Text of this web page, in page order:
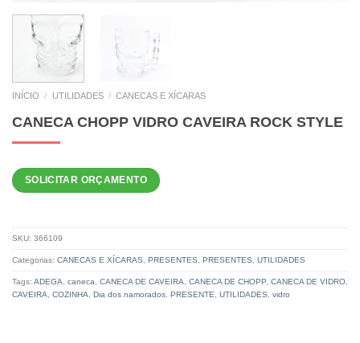
INÍCIO / UTILIDADES / CANECAS E XÍCARAS
CANECA CHOPP VIDRO CAVEIRA ROCK STYLE
SOLICITAR ORÇAMENTO
SKU: 366109
Categorias: CANECAS E XÍCARAS PRESENTES PRESENTES UTILIDADES
Tags: ADEGA caneca CANECA DE CAVEIRA CANECA DE CHOPP CANECA DE VIDRO
CAVEIRA
COZINHA Dia dos namorados PRESENTE UTILIDADES vidro